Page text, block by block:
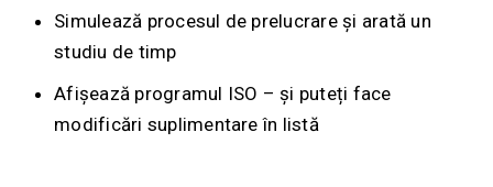
Simulează procesul de prelucrare și arată un
studiu de timp
Afișează programul ISO – și puteți face
modificări suplimentare în listă